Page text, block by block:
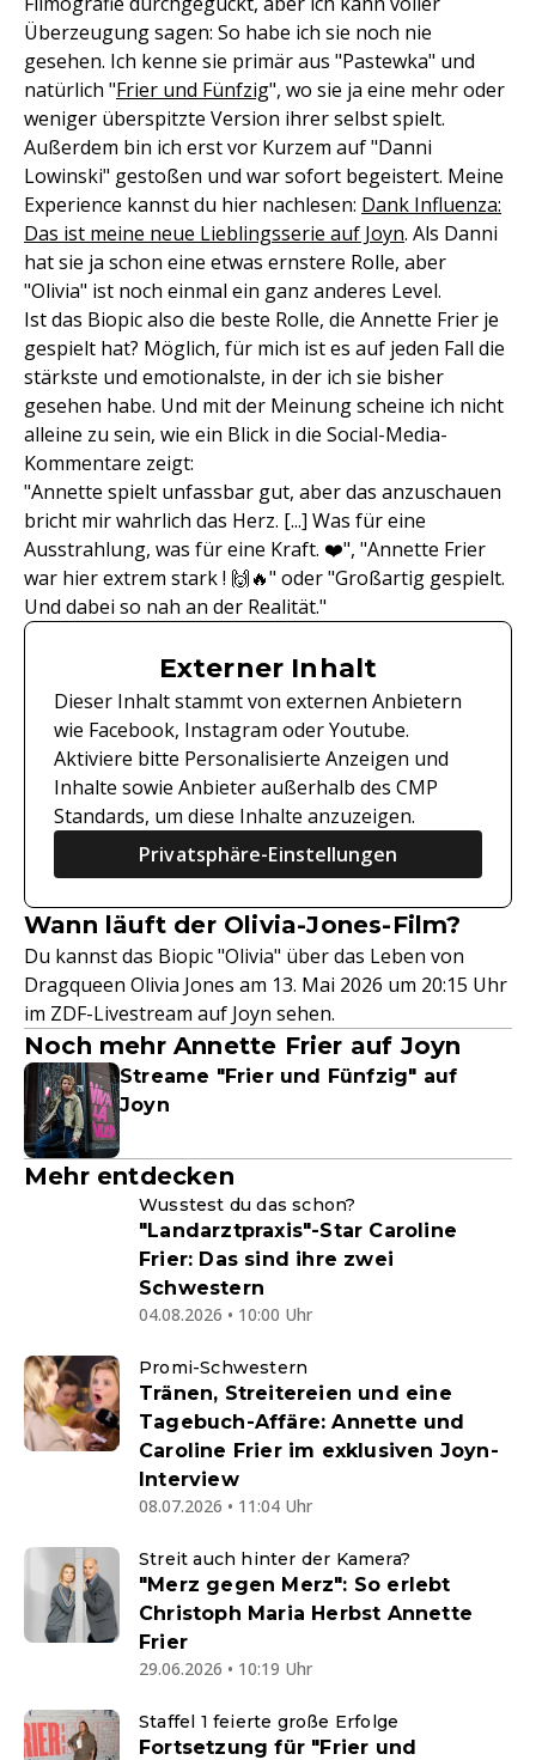
Überzeugung sagen: So habe ich sie noch nie
gesehen. Ich kenne sie primär aus "Pastewka" und
natürlich "Frier und Fünfzig", wo sie ja eine mehr oder
weniger überspitzte Version ihrer selbst spielt.
Außerdem bin ich erst vor Kurzem auf "Danni
Lowinski" gestoßen und war sofort begeistert. Meine
Experience kannst du hier nachlesen: Dank Influenza:
Das ist meine neue Lieblingsserie auf Joyn. Als Danni
hat sie ja schon eine etwas ernstere Rolle, aber
"Olivia" ist noch einmal ein ganz anderes Level.
Ist das Biopic also die beste Rolle, die Annette Frier je
gespielt hat? Möglich, für mich ist es auf jeden Fall die
stärkste und emotionalste, in der ich sie bisher
gesehen habe. Und mit der Meinung scheine ich nicht
alleine zu sein, wie ein Blick in die Social-Media-
Kommentare zeigt:
"Annette spielt unfassbar gut, aber das anzuschauen
bricht mir wahrlich das Herz. [...] Was für eine
Ausstrahlung, was für eine Kraft. ❤️", "Annette Frier
war hier extrem stark ! 🙌🔥" oder "Großartig gespielt.
Und dabei so nah an der Realität."
Externer Inhalt
Dieser Inhalt stammt von externen Anbietern
wie Facebook, Instagram oder Youtube.
Aktiviere bitte Personalisierte Anzeigen und
Inhalte sowie Anbieter außerhalb des CMP
Standards, um diese Inhalte anzuzeigen.
Privatsphäre-Einstellungen
Wann läuft der Olivia-Jones-Film?
Du kannst das Biopic "Olivia" über das Leben von
Dragqueen Olivia Jones am 13. Mai 2026 um 20:15 Uhr
im ZDF-Livestream auf Joyn sehen.
Noch mehr Annette Frier auf Joyn
Streame "Frier und Fünfzig" auf
Joyn
Mehr entdecken
Wusstest du das schon?
"Landarztpraxis"-Star Caroline
Frier: Das sind ihre zwei
Schwestern
04.08.2026 • 10:00 Uhr
Promi-Schwestern
Tränen, Streitereien und eine
Tagebuch-Affäre: Annette und
Caroline Frier im exklusiven Joyn-
Interview
08.07.2026 • 11:04 Uhr
Streit auch hinter der Kamera?
"Merz gegen Merz": So erlebt
Christoph Maria Herbst Annette
Frier
29.06.2026 • 10:19 Uhr
Staffel 1 feierte große Erfolge
Fortsetzung für "Frier und